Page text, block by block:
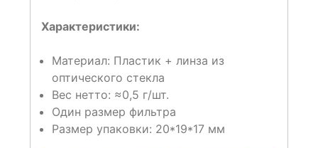
Характеристики:
Материал: Пластик + линза из
оптического стекла
Вес нетто: ≈0,5 г/шт.
Один размер фильтра
Размер упаковки: 20*19*17 мм